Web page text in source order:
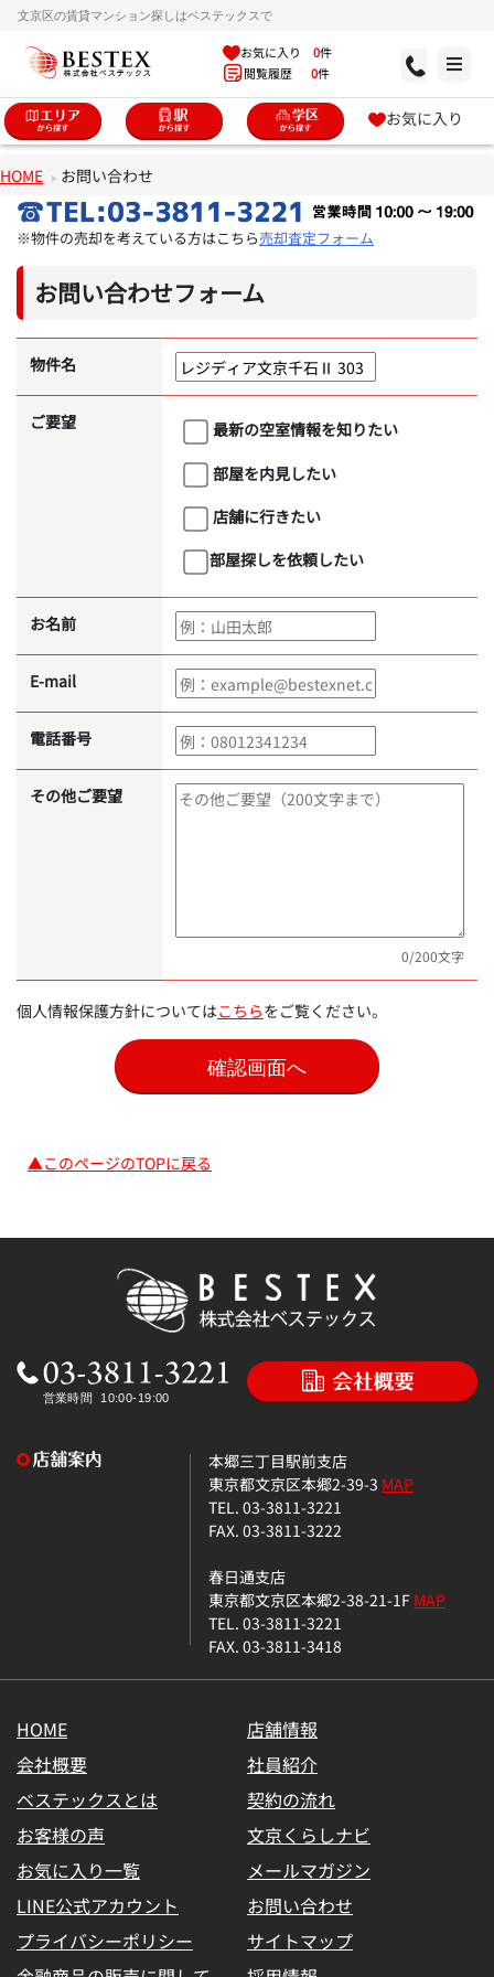
文京区の賃貸マンション探しはベステックスで
お気に入り 0件
閲覧履歴 0件
お気に入り
HOME お問い合わせ
※物件の売却を考えている方はこちら売却査定フォーム
お問い合わせフォーム
物件名
ご要望
最新の空室情報を知りたい
部屋を内見したい
店舗に行きたい
部屋探しを依頼したい
お名前
E-mail
電話番号
その他ご要望
0/200文字
個人情報保護方針についてはこちらをご覧ください。
▲このページのTOPに戻る
本郷三丁目駅前支店
東京都文京区本郷2-39-3 MAP
TEL. 03-3811-3221
FAX. 03-3811-3222
春日通支店
東京都文京区本郷2-38-21-1FMAP
TEL. 03-3811-3221
FAX. 03-3811-3418
HOME
店舗情報
会社概要
社員紹介
ベステックスとは
契約の流れ
お客様の声
文京くらしナビ
お気に入り一覧
メールマガジン
LINE公式アカウント
お問い合わせ
プライバシーポリシー
サイトマップ